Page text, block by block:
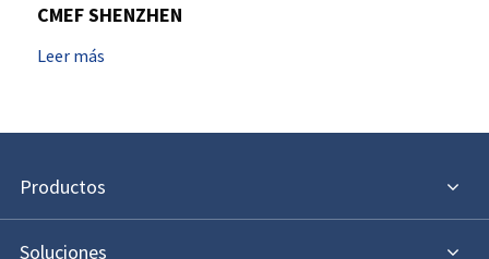
CMEF SHENZHEN
Leer más
Productos
Soluciones